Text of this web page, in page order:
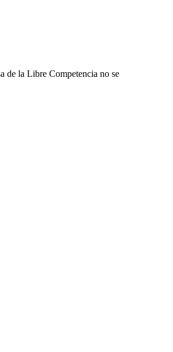
de la Libre Competencia no se